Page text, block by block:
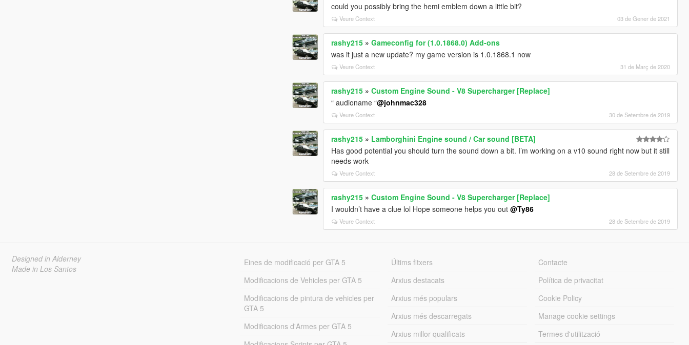
could you possibly bring the hemi emblem down a little bit?
Veure Context 03 de Gener de 2021
rashy215 »Gameconfig for (1.0.1868.0) Add-ons
was it just a new update? my game version is 1.0.1868.1 now
Veure Context 31 de Març de 2020
rashy215 »Custom Engine Sound - V8 Supercharger [Replace]
“ audioname “@johnmac328
Veure Context 30 de Setembre de 2019
rashy215 » Lamborghini Engine sound / Car sound [BETA]
Has good potential you should turn the sound down a bit. I’m working on a v10 sound right now but it still
needs work
Veure Context 28 de Setembre de 2019
rashy215 »Custom Engine Sound - V8 Supercharger [Replace]
I wouldn’t have a clue lol Hope someone helps you out@Ty86
Veure Context 28 de Setembre de 2019
Designed in Alderney
Made in Los Santos
Eines de modificació per GTA 5
Modificacions de Vehicles per GTA 5
Modificacions de pintura de vehicles per
GTA 5
Modificacions d'Armes per GTA 5
Últims fitxers
Arxius destacats
Arxius més populars
Arxius més descarregats
Arxius millor qualificats
Contacte
Política de privacitat
Cookie Policy
Manage cookie settings
Termes d'utilització